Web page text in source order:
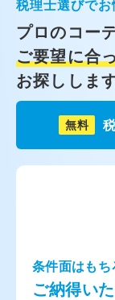
税理士選びで
プロのコー
ご要望に合
お探ししま
無料
条件面はもち
ご納得い